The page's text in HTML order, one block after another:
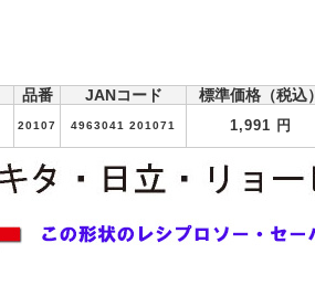
品番 JANコード 標準価格（税込
20107 4963041 201071 1,991 円